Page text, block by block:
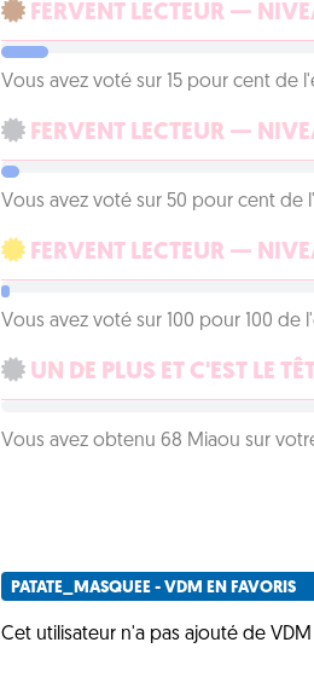
FERVENT LECTEUR —
Vous avez voté sur 15 pour cent de
FERVENT LECTEUR —
Vous avez voté sur 50 pour cent de
FERVENT LECTEUR —
Vous avez voté sur 100 pour 100 de
UN DE PLUS ET C'EST LE
Vous avez obtenu 68 Miaou sur
PATATE_MASQUEE - VDM EN FAVORIS
Cet utilisateur n'a pas ajouté de